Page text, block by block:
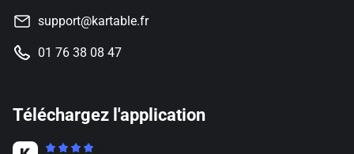
support@kartable.fr
01 76 38 08 47
Téléchargez l'application